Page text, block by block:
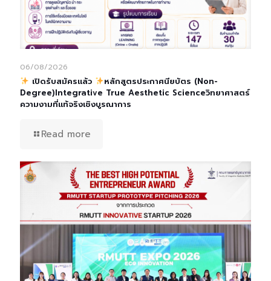
06/08/2026
เปิดรับสมัครแล้ว
หลักสูตรประกาศนียบัตร (Non-
Degree)Integrative True Aesthetic Scienceวิทยาศาสตร์
ความงามที่แท้จริงเชิงบูรณาการ
Read more